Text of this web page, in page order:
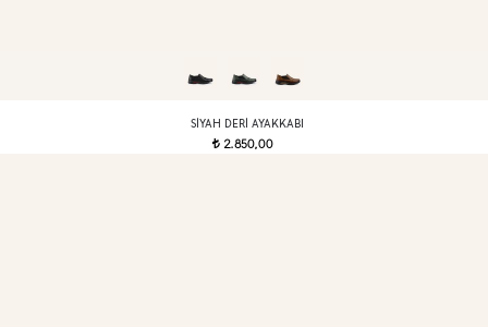
SIYAH DERI AYAKKABI
t 2.850,00